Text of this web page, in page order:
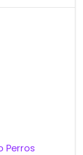
Perros